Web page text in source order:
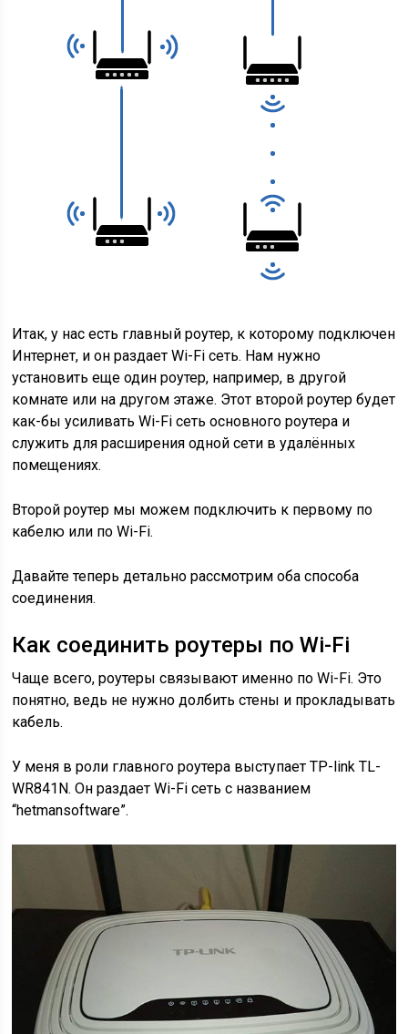
Итак, у нас есть главный роутер, к которому подключен
Интернет, и он раздает Wi-Fi сеть. Нам нужно
установить еще один роутер, например, в другой
комнате или на другом этаже. Этот второй роутер будет
как-бы усиливать Wi-Fi сеть основного роутера и
служить для расширения одной сети в удалённых
помещениях.
Второй роутер мы можем подключить к первому по
кабелю или по Wi-Fi.
Давайте теперь детально рассмотрим оба способа
соединения.
Как соединить роутеры по Wi-Fi
Чаще всего, роутеры связывают именно по Wi-Fi. Это
понятно, ведь не нужно долбить стены и прокладывать
кабель.
У меня в роли главного роутера выступает TP-link TL-
WR841N. Он раздает Wi-Fi сеть с названием
“hetmansoftware”.